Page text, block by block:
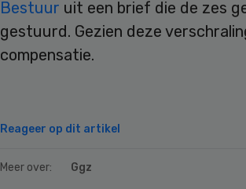
Bestuur uit een brief die de zes
gestuurd. Gezien deze
compensatie.
Reageer op dit artikel
Meer over: Ggz